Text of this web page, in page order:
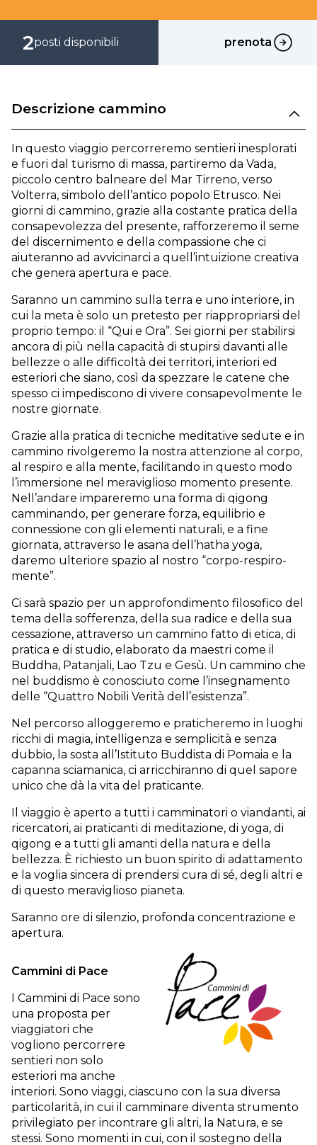
2posti disponibili prenota prenota
Descrizione cammino
In questo viaggio percorreremo sentieri inesplorati
e fuori dal turismo di massa, partiremo da Vada,
piccolo centro balneare del Mar Tirreno, verso
Volterra, simbolo dell’antico popolo Etrusco. Nei
giorni di cammino, grazie alla costante pratica della
consapevolezza del presente, rafforzeremo il seme
del discernimento e della compassione che ci
aiuteranno ad avvicinarci a quell’intuizione creativa
che genera apertura e pace.
Saranno un cammino sulla terra e uno interiore, in
cui la meta è solo un pretesto per riappropriarsi del
proprio tempo: il “Qui e Ora”. Sei giorni per stabilirsi
ancora di più nella capacità di stupirsi davanti alle
bellezze o alle difficoltà dei territori, interiori ed
esteriori che siano, così da spezzare le catene che
spesso ci impediscono di vivere consapevolmente le
nostre giornate.
Grazie alla pratica di tecniche meditative sedute e in
cammino rivolgeremo la nostra attenzione al corpo,
al respiro e alla mente, facilitando in questo modo
l’immersione nel meraviglioso momento presente.
Nell’andare impareremo una forma di qigong
camminando, per generare forza, equilibrio e
connessione con gli elementi naturali, e a fine
giornata, attraverso le asana dell’hatha yoga,
daremo ulteriore spazio al nostro “corpo-respiro-
mente”.
Ci sarà spazio per un approfondimento filosofico del
tema della sofferenza, della sua radice e della sua
cessazione, attraverso un cammino fatto di etica, di
pratica e di studio, elaborato da maestri come il
Buddha, Patanjali, Lao Tzu e Gesù. Un cammino che
nel buddismo è conosciuto come l’insegnamento
delle “Quattro Nobili Verità dell’esistenza”.
Nel percorso alloggeremo e praticheremo in luoghi
ricchi di magia, intelligenza e semplicità e senza
dubbio, la sosta all’Istituto Buddista di Pomaia e la
capanna sciamanica, ci arricchiranno di quel sapore
unico che dà la vita del praticante.
Il viaggio è aperto a tutti i camminatori o viandanti, ai
ricercatori, ai praticanti di meditazione, di yoga, di
qigong e a tutti gli amanti della natura e della
bellezza. È richiesto un buon spirito di adattamento
e la voglia sincera di prendersi cura di sé, degli altri e
di questo meraviglioso pianeta.
Saranno ore di silenzio, profonda concentrazione e
apertura.
Cammini di Pace
I Cammini di Pace sono
una proposta per
viaggiatori che
vogliono percorrere
sentieri non solo
esteriori ma anche
interiori. Sono viaggi, ciascuno con la sua diversa
particolarità, in cui il camminare diventa strumento
privilegiato per incontrare gli altri, la Natura, e se
stessi. Sono momenti in cui, con il sostegno della